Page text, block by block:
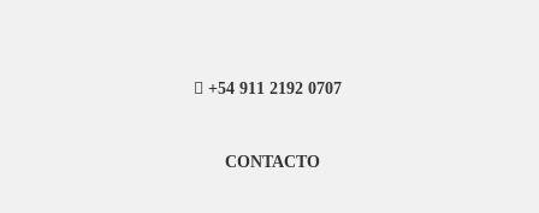
+54 911 2192 0707
CONTACTO